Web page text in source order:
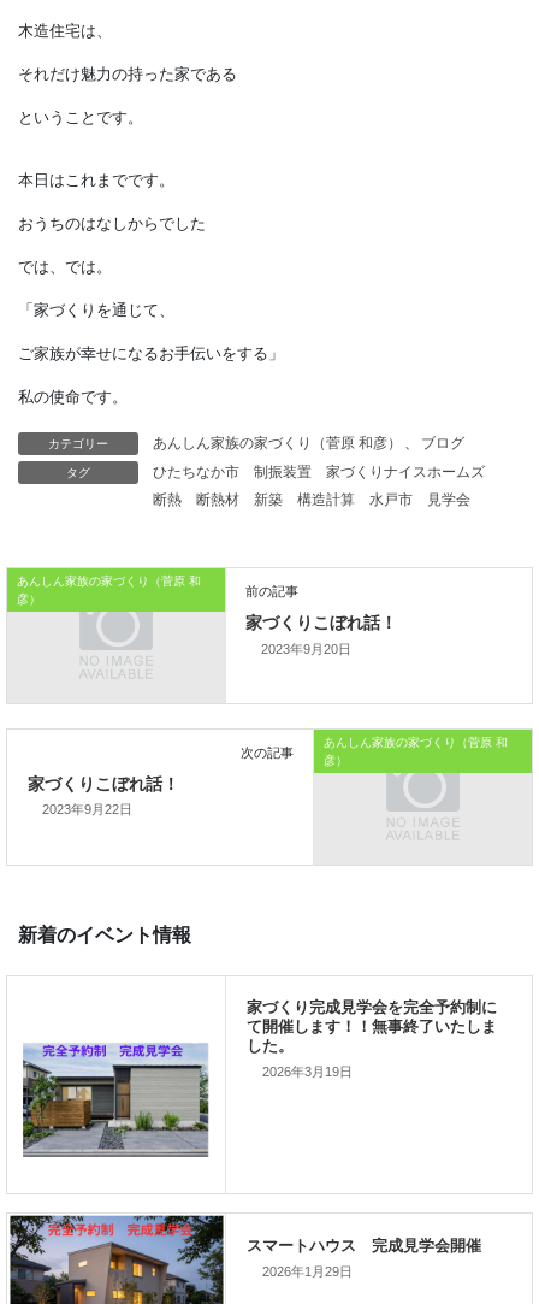
木材のほうが
長持ちしている歴史があります。
そのうえ、
鉄やコンクリートには、
古さの趣は、
まだ感じられません。
本当の木材の
しれません。
それだけ魅力の持った家である
ということです。
本日はこれまでです。
おうちのはなしからでした
では、では。
私の使命です。
カテゴリー あんしん家族の家づくり（菅原 和彦） 、
ブログ
タグ
ひたちなか市 制振装置
家づくりナイスホームズ
断熱
断熱材 新築 構造計算 水戸市 見学会
あんしん家族の家づくり（菅原 和
彦）
2023年9月20日
あんしん家族の家づくり（菅原 和
彦）
2023年9月22日
2026年3月19日
2026年1月29日